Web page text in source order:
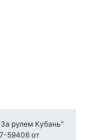
рулем Кубань"
59406 от